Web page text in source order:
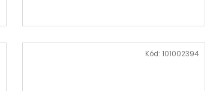
Kód: 101002394